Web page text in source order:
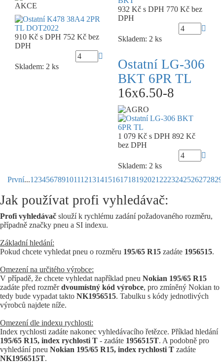
AKCE
910 Kč s DPH 752 Kč bez
DPH
Skladem: 2 ks
932 Kč s DPH 770 Kč bez
DPH
Skladem: 2 ks
Ostatní LG-306
BKT 6PR TL
16x6.50-8
1 079 Kč s DPH 892 Kč
bez DPH
Skladem: 2 ks
První...1 23456789101112131415161718192021 22232425262728
Jak používat profi vyhledávač:
Profi vyhledávač slouží k rychlému zadání požadovaného rozměru,
případně značky pneu a SI indexu.
Základní hledání:
Pokud chcete vyhledat pneu o rozměru 195/65 R15 zadáte 1956515.
Omezení na určitého výrobce:
V případě, že chcete vyhledat například pneu Nokian 195/65 R15
zadáte před rozměrdvoumístný kód výrobce, pro zmíněný Nokian to
tedy bude vypadat takto NK1956515. Tabulku s kódy jednotlivých
výrobců najdete níže.
Omezení dle indexu rychlosti:
Index rychlosti zadáte nakonec vyhledávacího řetězce. Příklad hledání
195/65 R15, index rychlosti T - zadáte 1956515T. A podobně pro
vyhledání pneu Nokian 195/65 R15, index rychlosti T zadáte
NK1956515T.